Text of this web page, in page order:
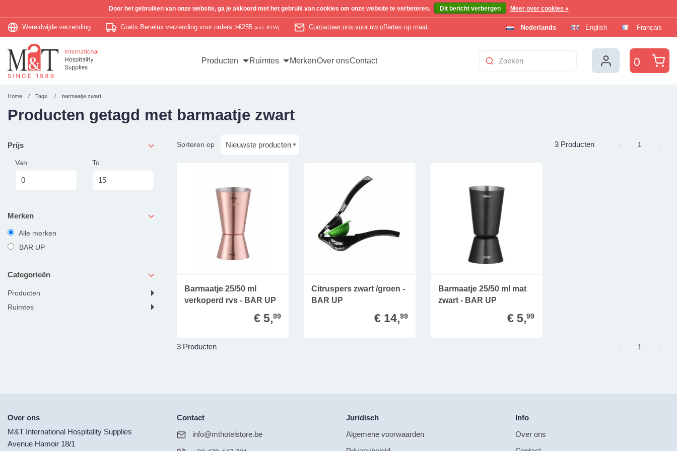
Wereldwijde verzending Gratis Benelux verzending voor orders >€255 (incl. BTW) Contacteer ons voor uw offertes op maat Nederlands English Français
0
Producten Ruimtes MerkenOver onsContact
Home Tags barmaatje zwart
Producten getagd met barmaatje zwart
Prijs
Van To
Merken
Alle merken
BAR UP
Categorieën
producten
ruimtes
3 Producten
Sorteren op Page
1
Barmaatje 25/50 ml
verkoperd rvs - BAR UP
€ 5,99
Citruspers zwart /groen -
BAR UP
€ 14,99
Barmaatje 25/50 ml mat
zwart - BAR UP
€ 5,99
3 Producten Page
1
Over ons
M&T International Hospitality Supplies
Avenue Hamoir 18/1
Contact
info@mthotelstore.be
Juridisch
Algemene voorwaarden
Info
Over ons
Door het gebruiken van onze website, ga je akkoord met het gebruik van cookies om onze website te verbeteren. Dit bericht verbergen Meer over cookies »